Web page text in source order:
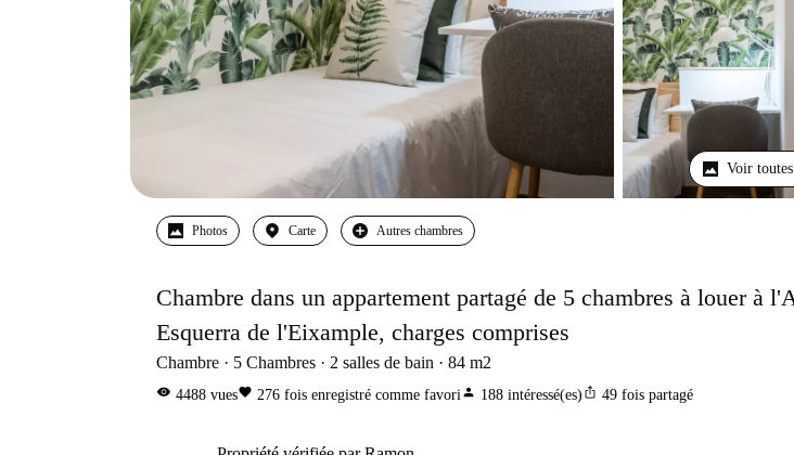
Voir
Photos Carte Autres chambres
Chambre dans un appartement partagé de 5 chambres à louer à
Esquerra de l'Eixample, charges comprises
Chambre 5 Chambres 2 salles de bain 84 m2
visibility 4488 vuesfavorite 276 fois enregistré comme favoriperson 188 intéressé(es) ios_share 49 fois partagé